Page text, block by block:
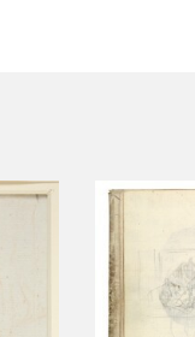
EL VIAJE DE GOYA